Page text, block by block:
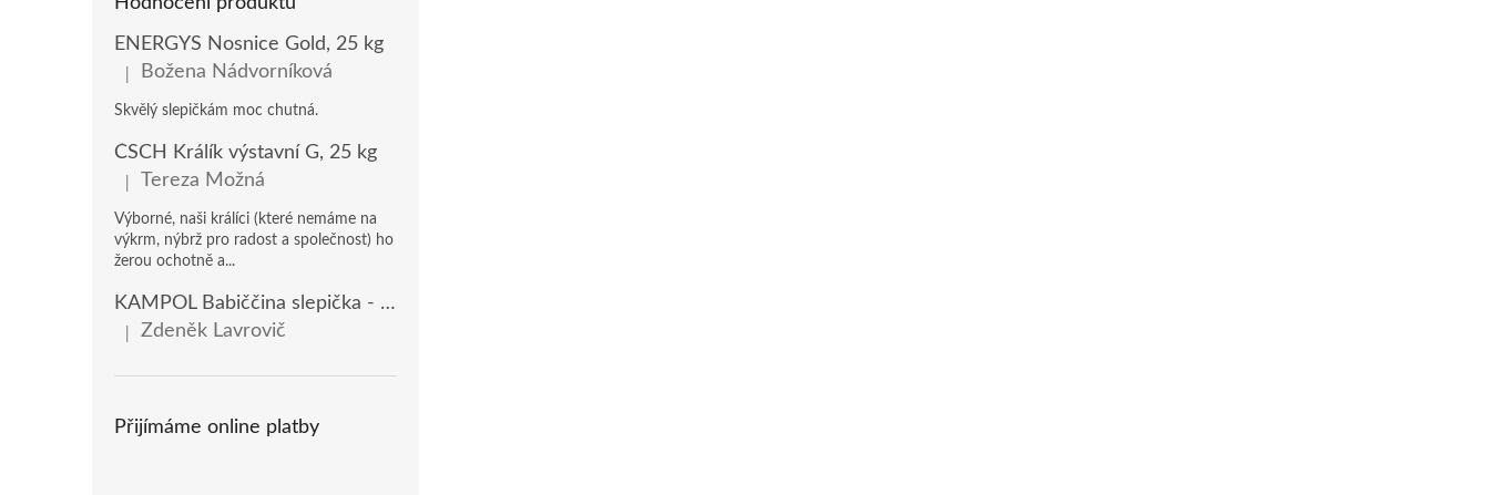
ENERGYS Nosnice Gold, 25 kg
Hodnocení produktu je 5 z 5 hvězdiček.
Božena Nádvorníková
Skvělý slepičkám moc chutná.
ČSCH Králík výstavní G, 25 kg
Hodnocení produktu je 5 z 5 hvězdiček.
Tereza Možná
Výborné, naši králíci (které nemáme na
výkrm, nýbrž pro radost a společnost) ho
žerou ochotně a...
KAMPOL Babiččina slepička - domácí nosnice(KB), 20 kg
Hodnocení produktu je 5 z 5 hvězdiček.
Zdeněk Lavrovič
Přijímáme online platby